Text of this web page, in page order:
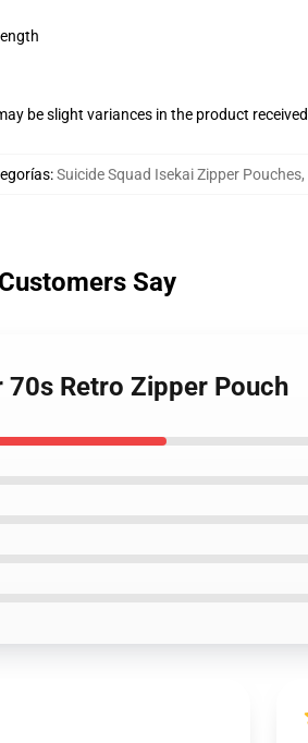
be slight variances in the product received
:Suicide Squad Isekai Zipper Pouches,
Say
Retro Zipper Pouch